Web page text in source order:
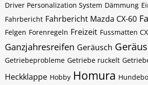
Driver Personalization System Dämmung
Fahrbericht Fahrbericht Mazda CX-60
Felgen Forenregeln Freizeit Fussmatten
Ganzjahresreifen Geräusch
Getriebeprobleme Getriebe ruckelt
Heckklappe Hobby Homura